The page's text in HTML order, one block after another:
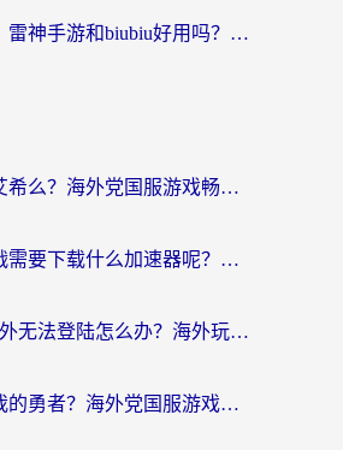
海外党必看：雷神手游和biubiu好用吗？3招选对回国加速器无缝刷国内资源
国外可以玩艾希么？海外党国服游戏畅玩终极指南（附加速器选择秘籍）
在国外玩逆战需要下载什么加速器呢？海外党亲测有效的国服游戏加速指南
300大作战国外无法登陆怎么办？海外玩家亲测有效的解决指南
法国怎么玩我的勇者？海外党国服游戏不卡攻略，附3款热门游戏加速实测